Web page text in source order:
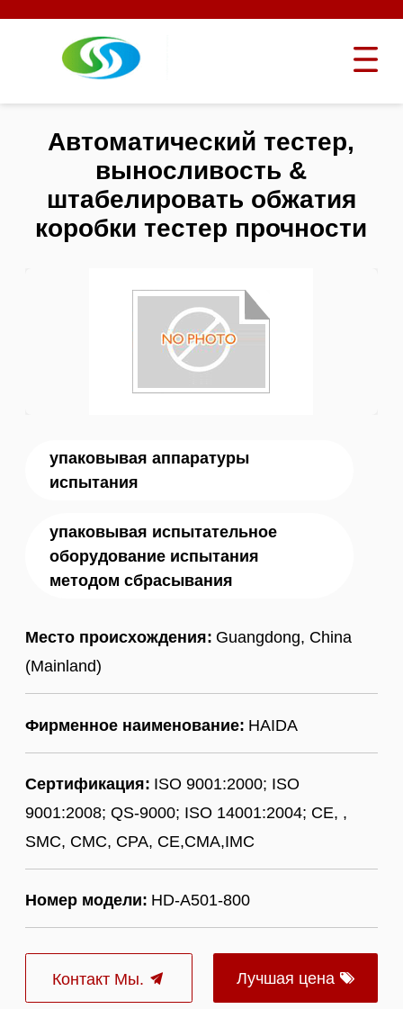
упаковывая аппаратуры
испытания
упаковывая испытательное
оборудование испытания
методом сбрасывания
Место происхождения: Guangdong, China
(Mainland)
Фирменное наименование: HAIDA
Сертификация: ISO 9001:2000; ISO
9001:2008; QS-9000; ISO 14001:2004; CE, ,
SMC, CMC, CPA, CE,CMA,IMC
Номер модели: HD-A501-800
Контакт Мы. Лучшая цена
Автоматический тестер,
выносливость &
штабелировать обжатия
коробки тестер прочности